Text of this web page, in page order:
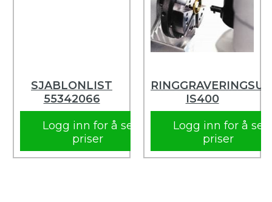
SJABLONLIST
55342066
Logg inn for å se
priser
IS400
Logg inn for å se
priser